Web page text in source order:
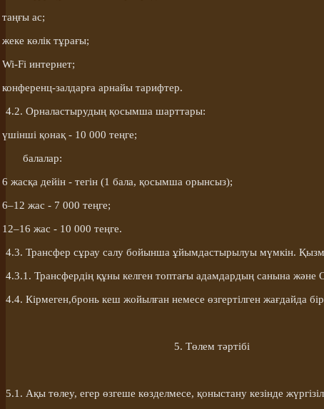
таңғы ас;
жеке көлік тұрағы;
Wi-Fi интернет;
конференц-залдарға арнайы тарифтер.
4.2. Орналастырудың қосымша шарттары:
үшінші қонақ - 10 000 теңге;
балалар:
6 жасқа дейін - тегін (1 бала, қосымша орынсыз);
6–12 жас - 7 000 теңге;
12–16 жас - 10 000 теңге.
4.3. Трансфер сұрау салу бойынша ұйымдастырылуы мүмкін.
4.3.1. Трансфердің құны келген топтағы адамдардың санына
4.4. Кірмеген,бронь кеш жойылған немесе өзгертілген жағдайда
5. Төлем тәртібі
5.1. Ақы төлеу, егер өзгеше көзделмесе, қоныстану кезінде